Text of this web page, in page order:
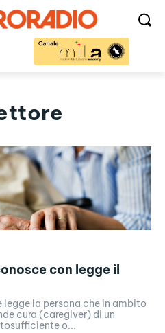
con legge il
legge la persona che in ambito
cura (caregiver) di un
o...